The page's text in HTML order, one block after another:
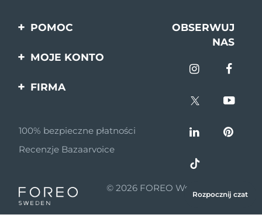
POMOC
Kontakt
OBSERWUJ
NAS
MOJE KONTO
FIRMA
Program partnerski
Wiadomości
MYSA
Dystrybutorzy
100% bezpieczne płatności
Recenzje Bazaarvoice
© 2026 FOREO Wszelkie prawa
zastrzeżone
Rozpocznij czat